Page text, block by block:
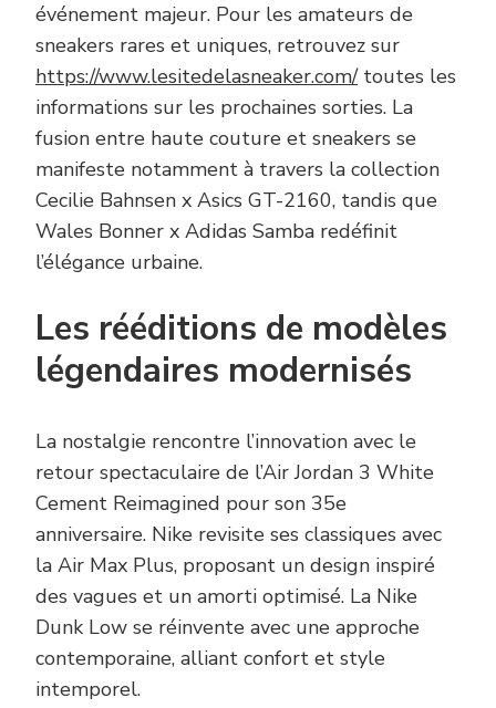
événement majeur. Pour les amateurs de
sneakers rares et uniques, retrouvez sur
https://www.lesitedelasneaker.com/toutes les
informations sur les prochaines sorties. La
fusion entre haute couture et sneakers se
manifeste notamment à travers la collection
Cecilie Bahnsen x Asics GT-2160, tandis que
Wales Bonner x Adidas Samba redéfinit
l’élégance urbaine.
Les rééditions de modèles
légendaires modernisés
La nostalgie rencontre l’innovation avec le
retour spectaculaire de l’Air Jordan 3 White
Cement Reimagined pour son 35e
anniversaire. Nike revisite ses classiques avec
la Air Max Plus, proposant un design inspiré
des vagues et un amorti optimisé. La Nike
Dunk Low se réinvente avec une approche
contemporaine, alliant confort et style
intemporel.